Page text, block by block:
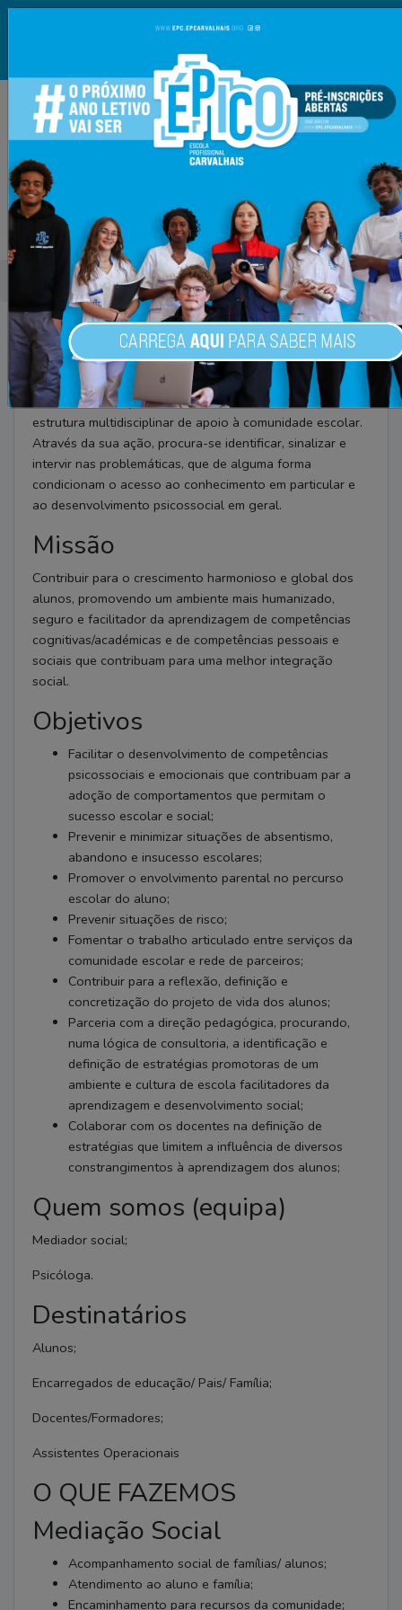
TELEFONE: 232 700 040
ECOMMUNITY
Página Inicial Escola GAPA
GAPA
O Gabinete de Apoio ao Aluno e à Família (GAPA) é uma
estrutura multidisciplinar de apoio à comunidade escolar.
Através da sua ação, procura-se identificar, sinalizar e
intervir nas problemáticas, que de alguma forma
condicionam o acesso ao conhecimento em particular e
ao desenvolvimento psicossocial em geral.
Missão
Contribuir para o crescimento harmonioso e global dos
alunos, promovendo um ambiente mais humanizado,
seguro e facilitador da aprendizagem de competências
cognitivas/académicas e de competências pessoais e
sociais que contribuam para uma melhor integração
social.
Objetivos
Facilitar o desenvolvimento de competências
psicossociais e emocionais que contribuam par a
adoção de comportamentos que permitam o
sucesso escolar e social;
Prevenir e minimizar situações de absentismo,
abandono e insucesso escolares;
Promover o envolvimento parental no percurso
escolar do aluno;
Prevenir situações de risco;
Fomentar o trabalho articulado entre serviços da
comunidade escolar e rede de parceiros;
Contribuir para a reflexão, definição e
concretização do projeto de vida dos alunos;
Parceria com a direção pedagógica, procurando,
numa lógica de consultoria, a identificação e
definição de estratégias promotoras de um
ambiente e cultura de escola facilitadores da
aprendizagem e desenvolvimento social;
Colaborar com os docentes na definição de
estratégias que limitem a influência de diversos
constrangimentos à aprendizagem dos alunos;
Quem somos (equipa)
Mediador social;
Psicóloga.
Destinatários
Alunos;
Encarregados de educação/ Pais/ Família;
Docentes/Formadores;
Assistentes Operacionais
O QUE FAZEMOS
Mediação Social
Acompanhamento social de famílias/ alunos;
Atendimento ao aluno e família;
Encaminhamento para recursos da comunidade;